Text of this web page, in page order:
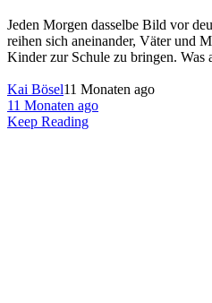
Jeden Morgen dasselbe Bild vor
reihen sich aneinander, Väter und
Kinder zur Schule zu bringen. Was
Kai Bösel11 Monaten ago
11 Monaten ago
Keep Reading